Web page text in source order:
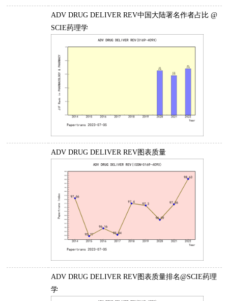
ADV DRUG DELIVER REV中国大陆署名作者占比 @
SCIE药理学
ADV DRUG DELIVER REV图表质量
ADV DRUG DELIVER REV图表质量排名@SCIE药理
学